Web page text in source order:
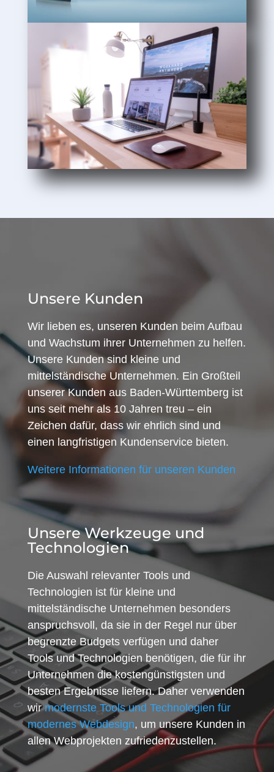
Unsere Kunden
Wir lieben es, unseren Kunden beim Aufbau
und Wachstum ihrer Unternehmen zu helfen.
Unsere Kunden sind kleine und
mittelständische Unternehmen. Ein Großteil
unserer Kunden aus Baden-Württemberg ist
uns seit mehr als 10 Jahren treu – ein
Zeichen dafür, dass wir ehrlich sind und
einen langfristigen Kundenservice bieten.
Weitere Informationen für unseren Kunden
Unsere Werkzeuge und
Technologien
Die Auswahl relevanter Tools und
Technologien ist für kleine und
mittelständische Unternehmen besonders
anspruchsvoll, da sie in der Regel nur über
begrenzte Budgets verfügen und daher
Tools und Technologien benötigen, die für ihr
Unternehmen die kostengünstigsten und
besten Ergebnisse liefern. Daher verwenden
wirmodernste Tools und Technologien für
modernes Webdesign, um unsere Kunden in
allen Webprojekten zufriedenzustellen.